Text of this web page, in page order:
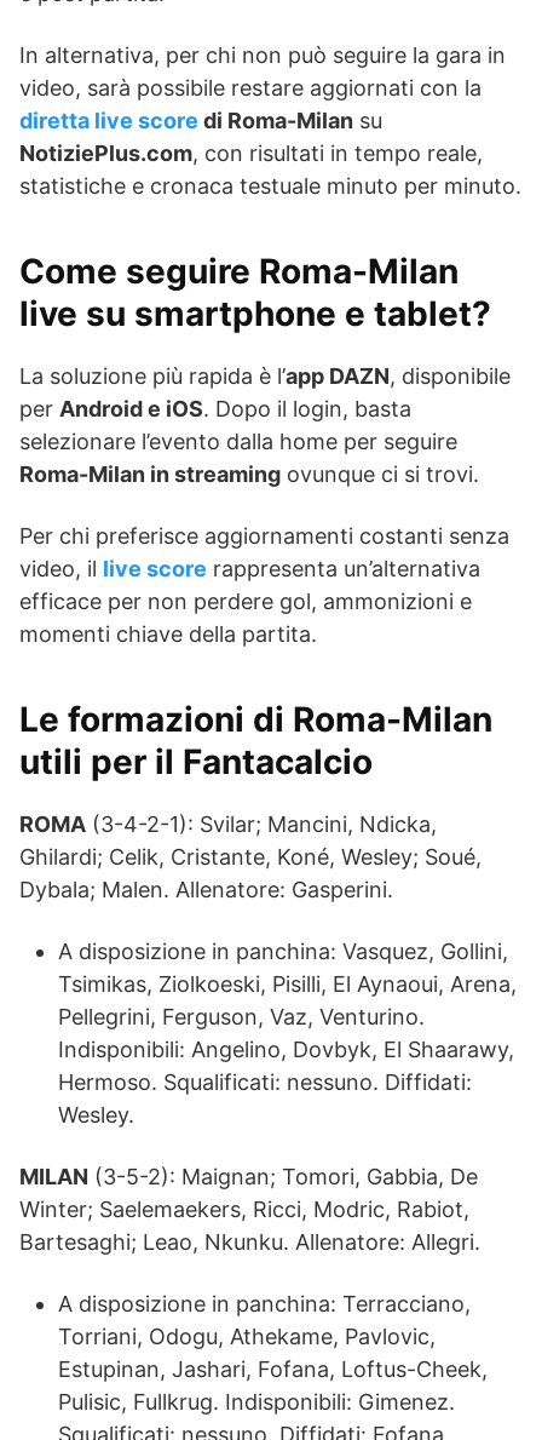
In alternativa, per chi non può seguire la gara in
video, sarà possibile restare aggiornati con la
diretta live score di Roma-Milan su
NotiziePlus.com, con risultati in tempo reale,
statistiche e cronaca testuale minuto per minuto.
Come seguire Roma-Milan
live su smartphone e tablet?
La soluzione più rapida è l’app DAZN, disponibile
per Android e iOS. Dopo il login, basta
selezionare l’evento dalla home per seguire
Roma-Milan in streaming ovunque ci si trovi.
Per chi preferisce aggiornamenti costanti senza
video, il live score rappresenta un’alternativa
efficace per non perdere gol, ammonizioni e
momenti chiave della partita.
Le formazioni di Roma-Milan
utili per il Fantacalcio
ROMA (3-4-2-1): Svilar; Mancini, Ndicka,
Ghilardi; Celik, Cristante, Koné, Wesley; Soué,
Dybala; Malen. Allenatore: Gasperini.
A disposizione in panchina: Vasquez, Gollini,
Tsimikas, Ziolkoeski, Pisilli, El Aynaoui, Arena,
Pellegrini, Ferguson, Vaz, Venturino.
Indisponibili: Angelino, Dovbyk, El Shaarawy,
Hermoso. Squalificati: nessuno. Diffidati:
Wesley.
MILAN (3-5-2): Maignan; Tomori, Gabbia, De
Winter; Saelemaekers, Ricci, Modric, Rabiot,
Bartesaghi; Leao, Nkunku. Allenatore: Allegri.
A disposizione in panchina: Terracciano,
Torriani, Odogu, Athekame, Pavlovic,
Estupinan, Jashari, Fofana, Loftus-Cheek,
Pulisic, Fullkrug. Indisponibili: Gimenez.
Squalificati: nessuno. Diffidati: Fofana